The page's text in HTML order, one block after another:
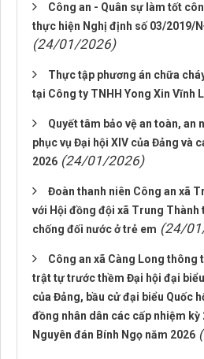
Công an - Quân sự làm tốt
thực hiện Nghị định số 03/2019/
(24/01/2026)
Thực tập phương án chữa
tại Công ty TNHH Yong Xin Vĩnh
Quyết tâm bảo vệ an toàn, an
phục vụ Đại hội XIV của Đảng và
2026 (24/01/2026)
Đoàn thanh niên Công an xã
với Hội đồng đội xã Trung Thành
chống đối nước ở trẻ em (24/
Công an xã Càng Long thông
trật tự trước thềm Đại hội đại
của Đảng, bầu cử đại biểu Quốc
đồng nhân dân các cấp nhiệm kỳ
Nguyên đán Bính Ngọ năm 2026